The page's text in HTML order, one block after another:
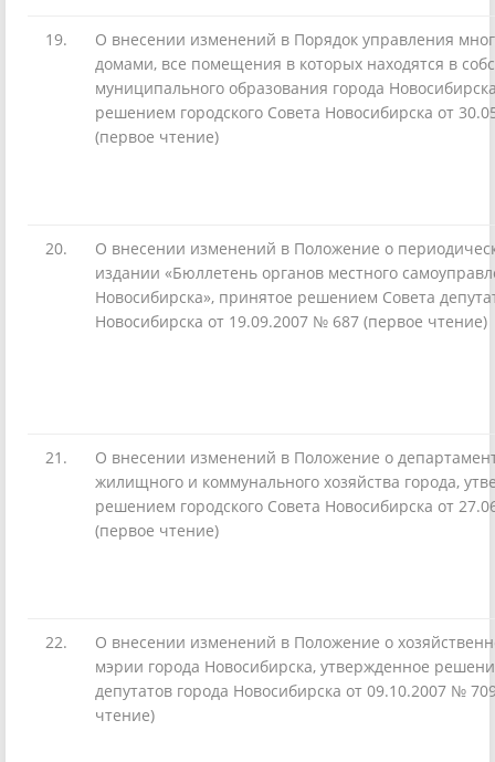
19.
О внесении изменений в Порядок управления
домами, все помещения в которых находятся в
муниципального образования города
решением городского Совета Новосибирска от
(первое чтение)
20.
О внесении изменений в Положение о
издании «Бюллетень органов местного
Новосибирска», принятое решением Совета
Новосибирска от 19.09.2007 № 687 (первое чтение)
21.
О внесении изменений в Положение о
жилищного и коммунального хозяйства города,
решением городского Совета Новосибирска от
(первое чтение)
22.
О внесении изменений в Положение о
мэрии города Новосибирска, утвержденное
депутатов города Новосибирска от 09.10.2007 №
чтение)